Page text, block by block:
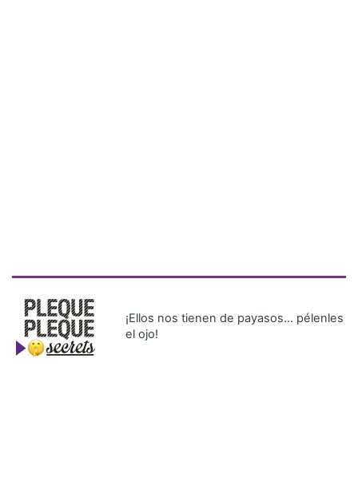
¡Ellos nos tienen de payasos… pélenles
el ojo!